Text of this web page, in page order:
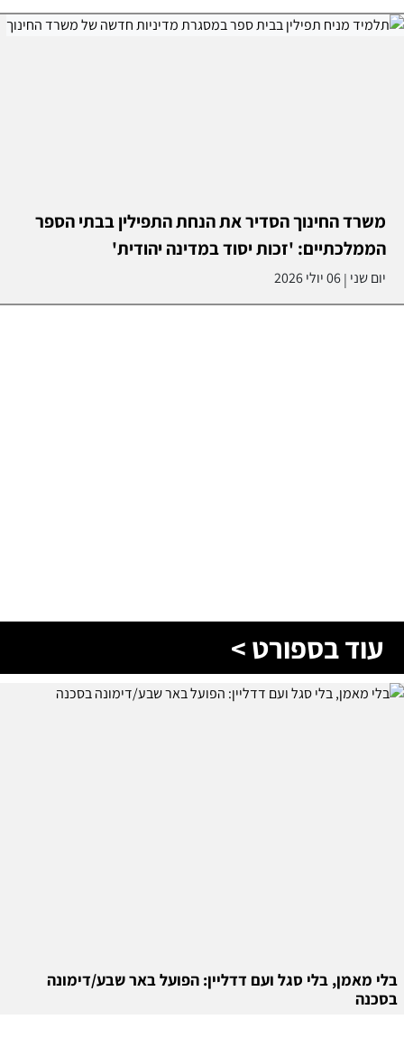
משרד החינוך הסדיר את הנחת התפילין בבתי הספר
הממלכתיים: 'זכות יסוד במדינה יהודית'
יום שני |06 יולי 2026
עוד בספורט >
בלי מאמן, בלי סגל ועם דדליין: הפועל באר שבע/דימונה
בסכנה